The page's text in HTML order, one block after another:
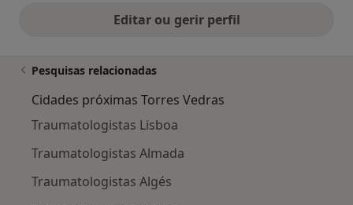
Editar ou gerir perfil
Pesquisas relacionadas
Cidades próximas Torres Vedras
Traumatologistas Lisboa
Traumatologistas Almada
Traumatologistas Algés